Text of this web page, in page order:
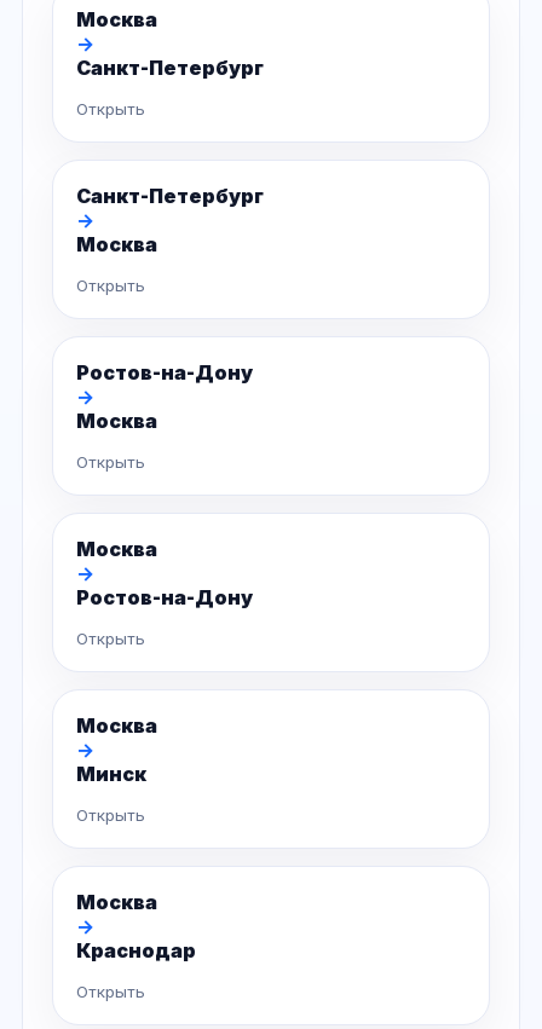
Москва
→
Санкт-Петербург
Открыть
Санкт-Петербург
→
Москва
Открыть
Ростов-на-Дону
→
Москва
Открыть
Москва
→
Ростов-на-Дону
Открыть
Москва
→
Минск
Открыть
Москва
→
Краснодар
Открыть